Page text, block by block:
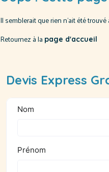
Il semblerait que rien n'ait été
Retournez à la page d'accueil
Devis Express